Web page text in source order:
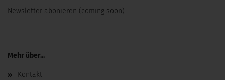
Newsletter abonieren (coming soon)
Mehr über...
Kontakt